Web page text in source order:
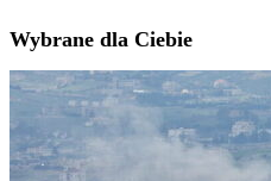
Wybrane dla Ciebie